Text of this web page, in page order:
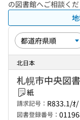
の図書館へご相談く
北日本
札幌市中央図
紙
請求記号： R833.1/ｵ/
図書登録番号：